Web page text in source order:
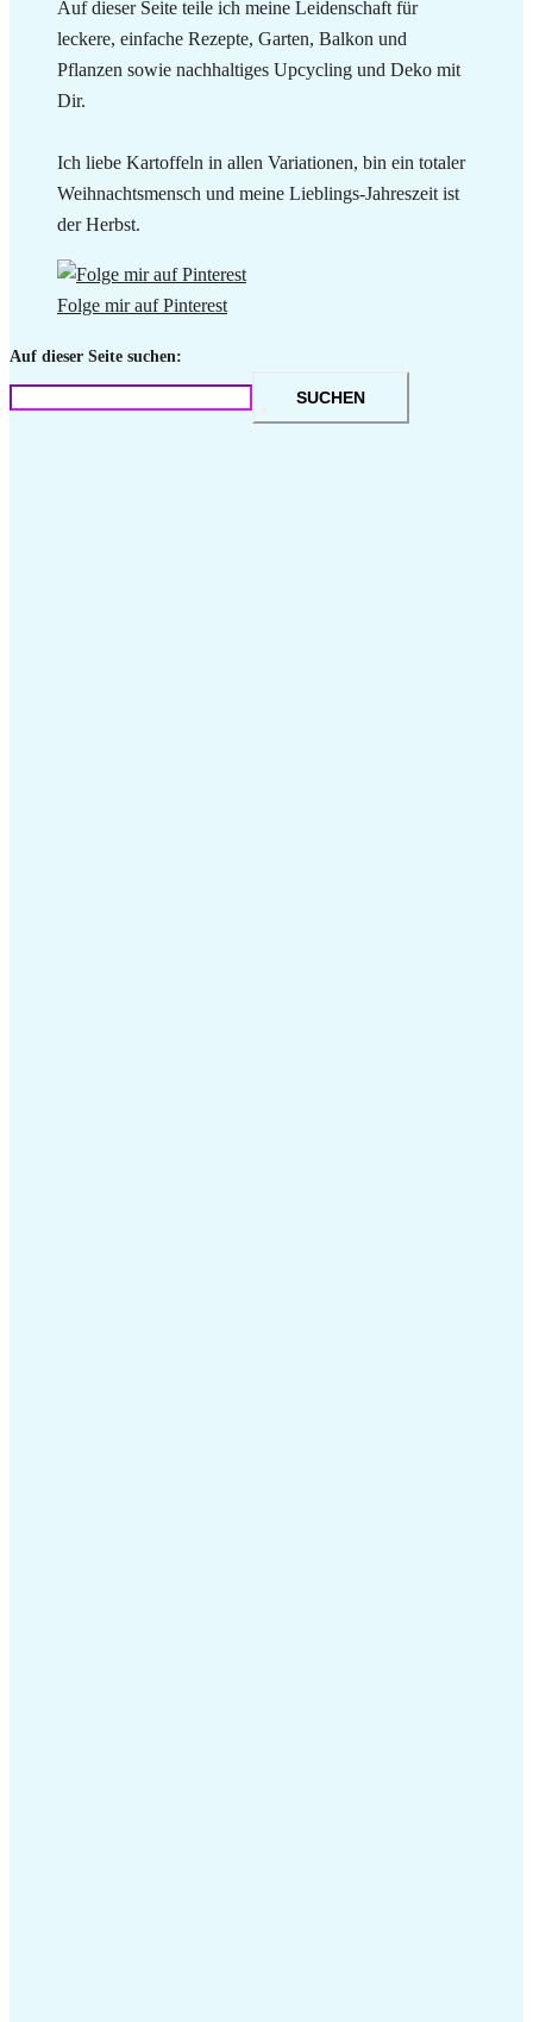
Auf dieser Seite teile ich meine Leidenschaft für
leckere, einfache Rezepte, Garten, Balkon und
Pflanzen sowie nachhaltiges Upcycling und Deko mit
Dir.
Ich liebe Kartoffeln in allen Variationen, bin ein totaler
Weihnachtsmensch und meine Lieblings-Jahreszeit ist
der Herbst.
Folge mir auf Pinterest
Auf dieser Seite suchen:
SUCHEN